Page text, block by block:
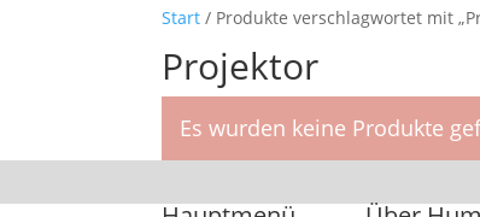
Start / Produkte verschlagwortet mit
Projektor
Es wurden keine Produkte